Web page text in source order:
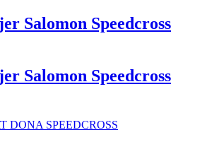
Salomon Speedcross
Salomon Speedcross